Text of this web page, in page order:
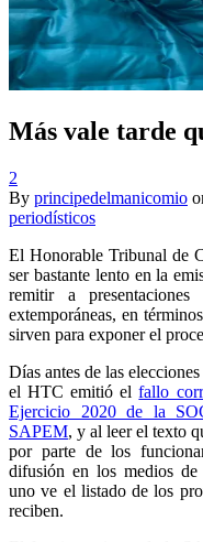
Más vale tarde
2
By principedelmanicomio
periodísticos
El Honorable Tribunal de
ser bastante lento en la
remitir a
extemporáneas, en
sirven para exponer el
Días antes de las
el HTC emitió elfallo
Ejercicio 2020 de la
SAPEM, y al leer el texto
por parte de los
difusión en los medios de
uno ve el listado de los
reciben.